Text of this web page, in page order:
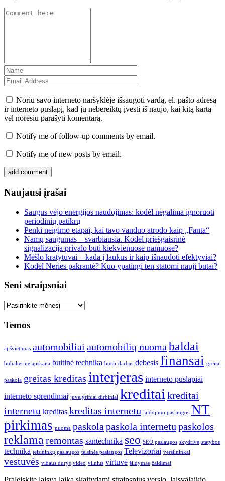
Noriu savo interneto naršyklėje išsaugoti vardą, el. pašto adresą
ir interneto puslapį, kad jų nebereiktų įvesti iš naujo, kai kitą kartą
vėl norėsiu parašyti komentarą.
Notify me of follow-up comments by email.
Notify me of new posts by email.
Naujausi įrašai
Saugus vėjo energijos naudojimas: kodėl negalima ignoruoti
periodinių patikrų
Penki neigimo etapai, kai tavo vanduo atrodo kaip „Fanta“
Namų saugumas – svarbiausia. Kodėl priešgaisrinė
signalizacija privalo būti kiekvienuose namuose?
Mėšlo kratytuvai – kada į laukus ir kaip išnaudoti efektyviai?
Kodėl Neries pakrantė? Kuo ypatingi ten statomi nauji butai?
Seni straipsniai
Seni
Temos
apšvietimas automobiliai automobilių nuomabaldai
buhalterinė apskaita buitinė technika butai darbas debesis finansai greita
paskola greitas kreditas interjeras interneto puslapiai
interneto sprendimai juvelyriniai dirbiniai kreditaikreditai
internetu kreditas kreditas internetu laidojimo paslaugos NT
pirkimas nuoma paskolapaskola internetupaskolos
reklamaremontas santechnika seo SEO paslaugos skydrive statybos
technika teisininkų paslaugos teisinės paslaugos Televizoriai verslininkai
vestuvės vidaus durys video vilnius virtuvė šildymas žaidimai